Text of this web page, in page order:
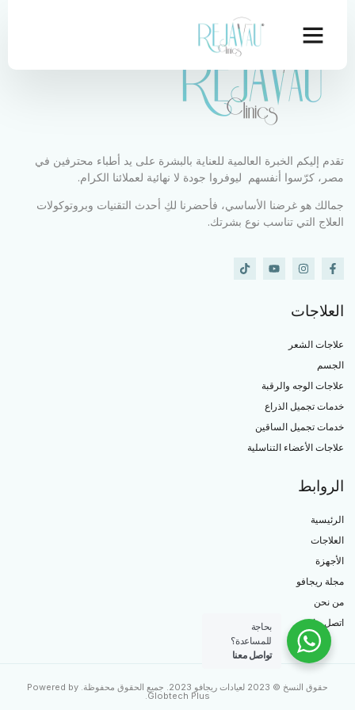
تقدم إليكم الخبرة العالمية للعناية بالبشرة على يد أطباء محترفين في
مصر، كرّسوا أنفسهم ليوفروا جودة لا نهائية لعملائنا الكرام.
جمالك هو غرضنا الأساسي، فأحضرنا لكِ أحدث التقنيات وبروتوكولات
العلاج التي تناسب نوع بشرتك.
العلاجات
علاجات الشعر
الجسم
علاجات الوجه والرقبة
خدمات تجميل الذراع
خدمات تجميل الساقين
علاجات الأعضاء التناسلية
الروابط
الرئيسية
العلاجات
الأجهزة
مجلة ريجافو
من نحن
اتصل بنا
حقوق النسخ © 2023 لعيادات ريجافو 2023. جميع الحقوق محفوظة. Powered by
Globtech Plus
بحاجة
للمساعدة؟
تواصل معنا